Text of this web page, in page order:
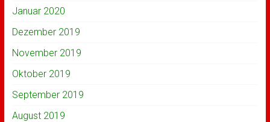
Januar 2020
Dezember 2019
November 2019
Oktober 2019
September 2019
August 2019